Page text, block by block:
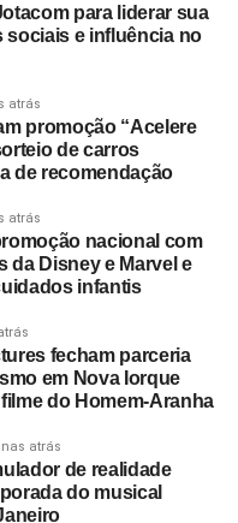
da agência.
planejamento, criação
dedicados de
de conteúdo,
a soluções de
para liderar sua
sociais e influência no
atrás
promoção “Acelere
de carros
de recomendação
atrás
nacional com
da Disney e Marvel e
infantis
fecham parceria
em Nova Iorque
do Homem-Aranha
atrás
de realidade
do musical